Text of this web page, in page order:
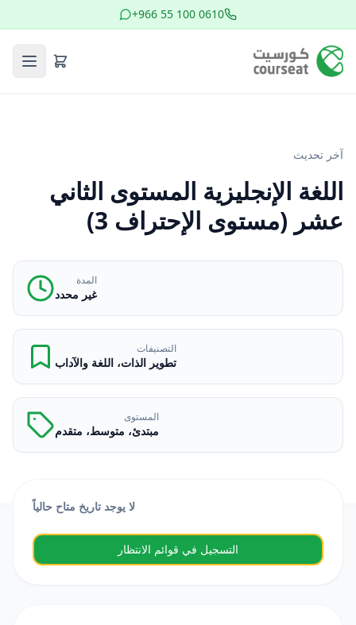
+966 55 100 0610
آخر تحديث
اللغة الإنجليزية المستوى الثاني
عشر (مستوى الإحتراف 3)
المدة
غير محدد
التصنيفات
تطوير الذات، اللغة والآداب
المستوى
مبتدئ، متوسط، متقدم
لا يوجد تاريخ متاح حالياً
التسجيل في قوائم الانتظار